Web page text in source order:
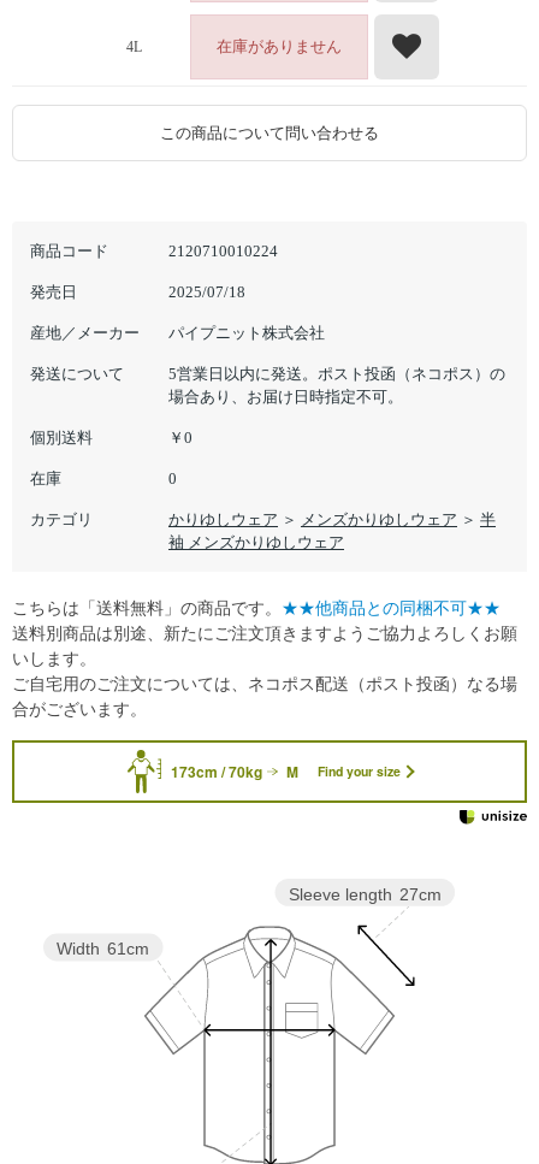
商品コード 2120710010224
発売日 2025/07/18
産地／メーカー パイプニット株式会社
発送について
5営業日以内に発送。ポスト投函（ネコポス）の
場合あり、お届け日時指定不可。
個別送料 ￥0
在庫 0
カテゴリ かりゆしウェア ＞ メンズかりゆしウェア ＞ 半
袖 メンズかりゆしウェア
4L 在庫がありません
この商品について問い合わせる
173cm / 70kg M Find your size
Sleeve length 27cm
Width 61cm
こちらは「送料無料」の商品です。 ★★他商品との同梱不可★★
送料別商品は別途、新たにご注文頂きますようご協力よろしくお願
いします。
ご自宅用のご注文については、ネコポス配送（ポスト投函）なる場
合がございます。